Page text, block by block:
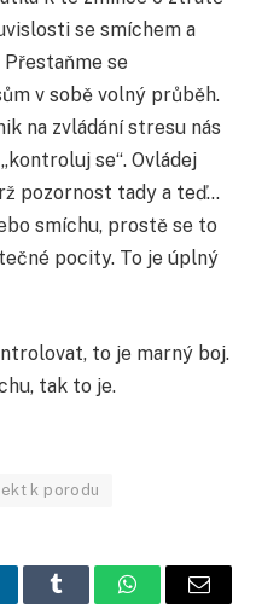
se smíchem a
se
v sobě volný průběh.
na zvládání stresu nás
se“. Ovládej
pozornost tady a teď…
smíchu, prostě se to
pocity. To je úplný
to je marný boj.
tak to je.
k porodu
Tumblr WhatsApp
E-